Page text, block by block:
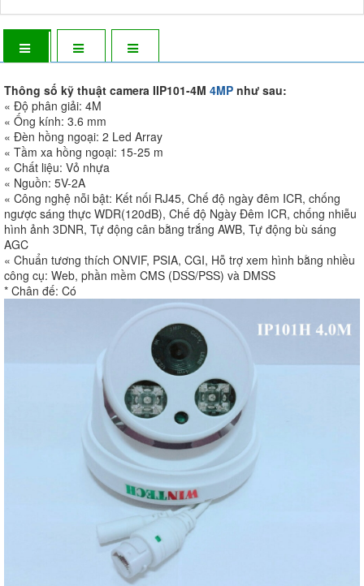
Thông số kỹ thuật camera IIP101-4M 4MP như sau:
« Độ phân giải: 4M
« Ống kính: 3.6 mm
« Đèn hồng ngoại: 2 Led Array
« Tầm xa hồng ngoại: 15-25 m
« Chất liệu: Vỏ nhựa
« Nguồn: 5V-2A
« Công nghệ nỗi bật: Kết nối RJ45, Chế độ ngày đêm ICR, chống
ngược sáng thực WDR(120dB), Chế độ Ngày Đêm ICR, chống nhiễu
hình ảnh 3DNR, Tự động cân bằng trắng AWB, Tự động bù sáng
AGC
« Chuẩn tương thích ONVIF, PSIA, CGI, Hỗ trợ xem hình bằng nhiều
công cụ: Web, phần mềm CMS (DSS/PSS) và DMSS
* Chân đế: Có